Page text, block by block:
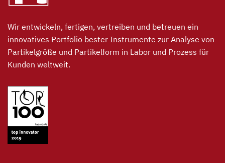
Wir entwickeln, fertigen, vertreiben und betreuen ein
innovatives Portfolio bester Instrumente zur Analyse von
Partikelgröße und Partikelform in Labor und Prozess für
Kunden weltweit.